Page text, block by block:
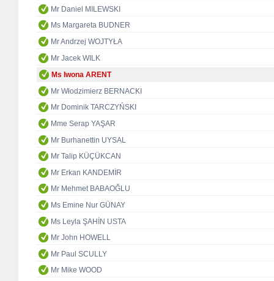
Mr Daniel MILEWSKI
Ms Margareta BUDNER
Mr Andrzej WOJTYŁA
Mr Jacek WILK
Ms Iwona ARENT
Mr Włodzimierz BERNACKI
Mr Dominik TARCZYŃSKI
Mme Serap YAŞAR
Mr Burhanettin UYSAL
Mr Talip KÜÇÜKCAN
Mr Erkan KANDEMİR
Mr Mehmet BABAOĞLU
Ms Emine Nur GÜNAY
Ms Leyla ŞAHİN USTA
Mr John HOWELL
Mr Paul SCULLY
Mr Mike WOOD